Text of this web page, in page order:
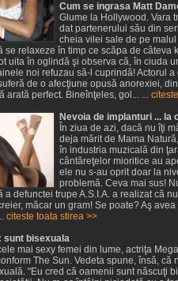
Cum se ingrasa Matt
Glume la Hollywood. Vara
dat partenerului său din
cheia vilei sale de pe
se relaxeze în timp ce scăpa de câteva
uita în oglindă şi observa că, în ciuda
noi refuzau să-l cuprindă! Actorul
de o afecţiune opusă anorexiei,
arată perfect. Bineînţeles, gol... ...
Nevoia de implanturi ... la
În ziua de azi, dacă nu îţi
deja mărit de Mama
în industria muzicală din
cântăreţelor mioritice au
ele nu s-au oprit doar la
problemă. Ceva mai sus!
a defunctei trupe A.S.I.A. a realizat că
măcar un gram! Se poate? Aş
citeste toata stirea >>
sunt bisexuala
mai sexy femei din lume, actriţa
The Sun. Vedeta spune, însă, că
"Eu cred că oamenii sunt născuţi